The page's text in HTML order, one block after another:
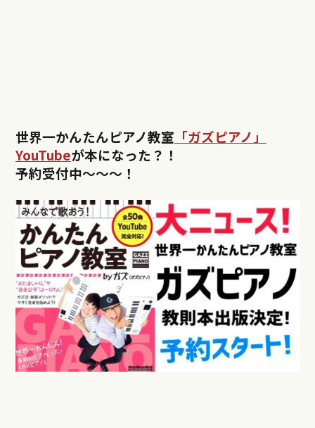
世界一かんたんピアノ教室 「ガズピアノ」
YouTubeが本になった？！
予約受付中〜〜〜！